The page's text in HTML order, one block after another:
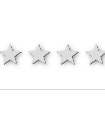
4
3
1 звезда